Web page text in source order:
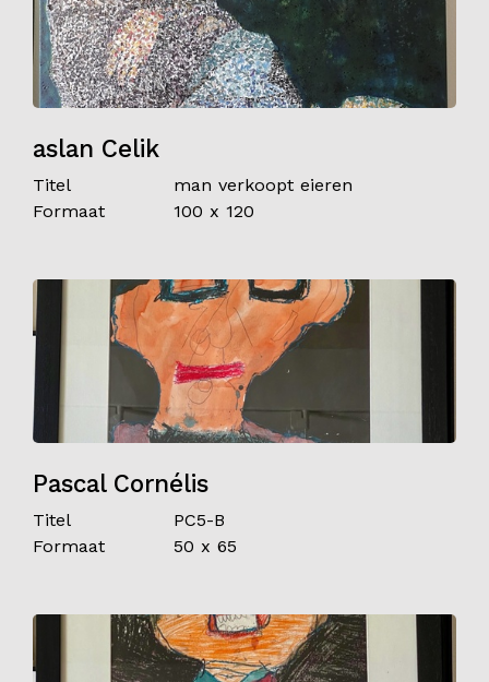
aslan Celik
Titel
man verkoopt eieren
Formaat
100 x 120
Pascal Cornélis
Titel
PC5-B
Formaat
50 x 65